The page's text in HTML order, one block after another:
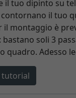
il tuo dipinto su
il tuo
montaggio è
bastano soli 3
quadro. Adesso
tutorial